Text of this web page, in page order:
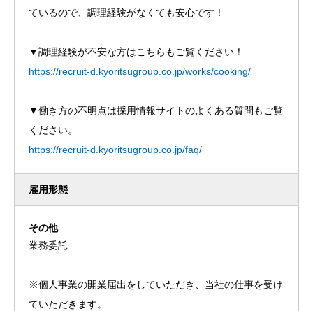
ているので、調理経験がなくても安心です！
▼調理経験が不安な方はこちらもご覧ください！
https://recruit-d.kyoritsugroup.co.jp/works/cooking/
▼働き方の不明点は採用情報サイトのよくある質問もご覧
ください。
https://recruit-d.kyoritsugroup.co.jp/faq/
雇用形態
その他
業務委託
※個人事業の開業届出をしていただき、当社の仕事を受け
ていただきます。